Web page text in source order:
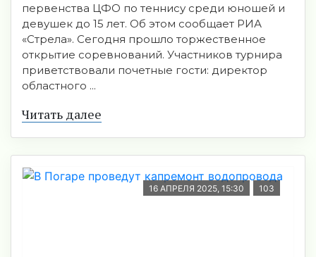
первенства ЦФО по теннису среди юношей и
девушек до 15 лет. Об этом сообщает РИА
«Стрела». Сегодня прошло торжественное
открытие соревнований. Участников турнира
приветствовали почетные гости: директор
областного ...
Читать далее
16 АПРЕЛЯ 2025, 15:30 103